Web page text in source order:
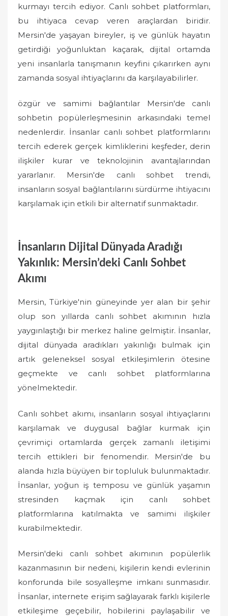
kurmayı tercih ediyor. Canlı sohbet platformları,
bu ihtiyaca cevap veren araçlardan biridir.
Mersin'de yaşayan bireyler, iş ve günlük hayatın
getirdiği yoğunluktan kaçarak, dijital ortamda
yeni insanlarla tanışmanın keyfini çıkarırken aynı
zamanda sosyal ihtiyaçlarını da karşılayabilirler.
özgür ve samimi bağlantılar Mersin'de canlı
sohbetin popülerleşmesinin arkasındaki temel
nedenlerdir. İnsanlar canlı sohbet platformlarını
tercih ederek gerçek kimliklerini keşfeder, derin
ilişkiler kurar ve teknolojinin avantajlarından
yararlanır. Mersin'de canlı sohbet trendi,
insanların sosyal bağlantılarını sürdürme ihtiyacını
karşılamak için etkili bir alternatif sunmaktadır.
İnsanların Dijital Dünyada Aradığı
Yakınlık: Mersin’deki Canlı Sohbet
Akımı
Mersin, Türkiye'nin güneyinde yer alan bir şehir
olup son yıllarda canlı sohbet akımının hızla
yaygınlaştığı bir merkez haline gelmiştir. İnsanlar,
dijital dünyada aradıkları yakınlığı bulmak için
artık geleneksel sosyal etkileşimlerin ötesine
geçmekte ve canlı sohbet platformlarına
yönelmektedir.
Canlı sohbet akımı, insanların sosyal ihtiyaçlarını
karşılamak ve duygusal bağlar kurmak için
çevrimiçi ortamlarda gerçek zamanlı iletişimi
tercih ettikleri bir fenomendir. Mersin'de bu
alanda hızla büyüyen bir topluluk bulunmaktadır.
İnsanlar, yoğun iş temposu ve günlük yaşamın
stresinden kaçmak için canlı sohbet
platformlarına katılmakta ve samimi ilişkiler
kurabilmektedir.
Mersin'deki canlı sohbet akımının popülerlik
kazanmasının bir nedeni, kişilerin kendi evlerinin
konforunda bile sosyalleşme imkanı sunmasıdır.
İnsanlar, internete erişim sağlayarak farklı kişilerle
etkileşime geçebilir, hobilerini paylaşabilir ve